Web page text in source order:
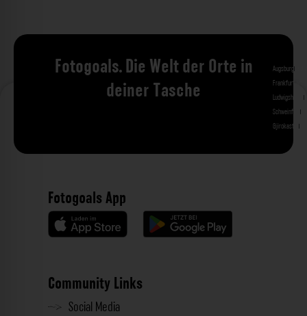
Fotogoals. Die Welt der Orte in
deiner Tasche
Augsburg
Frankfurt am
Ludwigshafen
Schweinfurt
Gjirokastra
Fotogoals App
Community Links
Social Media